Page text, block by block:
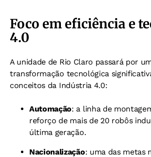
Foco em eficiência e
4.0
A unidade de Rio Claro passará por
transformação tecnológica
conceitos da Indústria 4.0:
Automação: a linha de
reforço de mais de 20 robôs
última geração.
Nacionalização: uma das metas